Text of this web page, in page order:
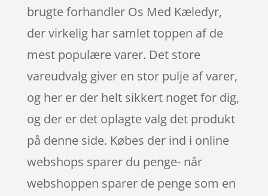
brugte forhandler Os Med Kæledyr,
der virkelig har samlet toppen af de
mest populære varer. Det store
vareudvalg giver en stor pulje af varer,
og her er der helt sikkert noget for dig,
og der er det oplagte valg det produkt
på denne side. Købes der ind i online
webshops sparer du penge- når
webshoppen sparer de penge som en